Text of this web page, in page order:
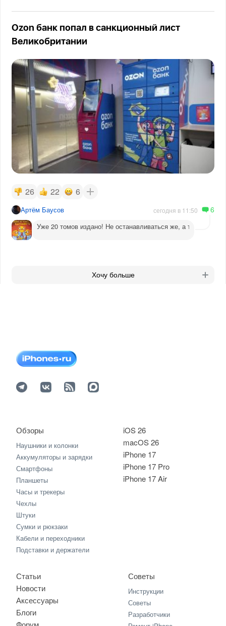
Ozon банк попал в санкционный лист
Великобритании
26 22 6
Артём Баусов сегодня в 11:50 6
Уже 20 томов издано! Не останавливаться же, а то
Хочу больше
iOS 26
macOS 26
iPhone 17
iPhone 17 Pro
iPhone 17 Air
Обзоры
Наушники и колонки
Аккумуляторы и зарядки
Смартфоны
Планшеты
Часы и трекеры
Чехлы
Штуки
Сумки и рюкзаки
Кабели и переходники
Подставки и держатели
Статьи
Новости
Аксессуары
Блоги
Советы
Инструкции
Советы
Разработчики